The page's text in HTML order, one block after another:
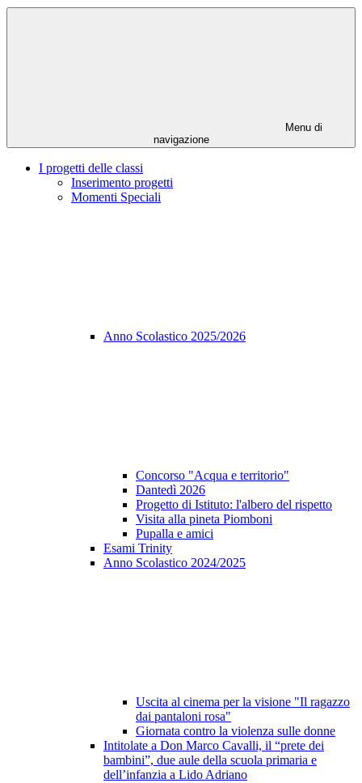
Menu di
navigazione
I progetti delle classi
Inserimento progetti
Momenti Speciali
Anno Scolastico 2025/2026
Concorso "Acqua e territorio"
Dantedì 2026
Progetto di Istituto: l'albero del rispetto
Visita alla pineta Piomboni
Pupalla e amici
Esami Trinity
Anno Scolastico 2024/2025
Uscita al cinema per la visione "Il ragazzo
dai pantaloni rosa"
Giornata contro la violenza sulle donne
Intitolate a Don Marco Cavalli, il “prete dei
bambini”, due aule della scuola primaria e
dell’infanzia a Lido Adriano